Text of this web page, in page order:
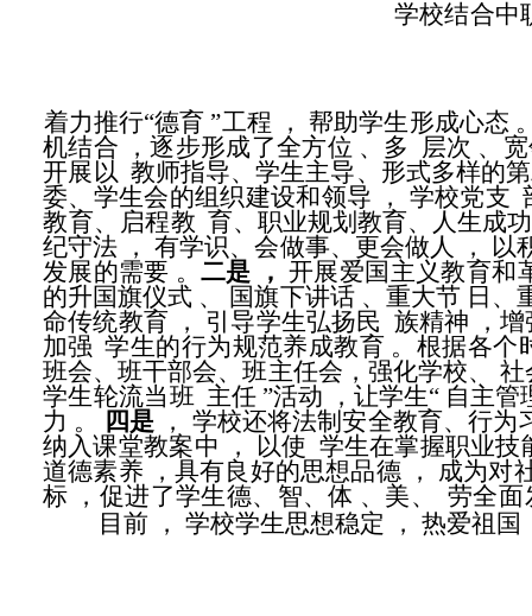
学校结合中
着力推行“德育 ”工程 ， 帮助学生形成心态
机结合
，逐步形成了全方位 、多 层次 、
开展以 教师指导、学生主导、形式多样的
委、学生会的组织建设和领导
， 学校党支
教育、启程教 育、职业规划教育、人生成
纪守法
， 有学识、会做事、更会做人 ，
以
发展的需要 。 二是 ， 开展爱国主义教育和
的升国旗仪式 、 国旗下讲话 、重大节 日、
命传统教育
， 引导学生弘扬民 族精神
，
加强 学生的行为规范养成教育 。根据各个
班会、班干部会、班主任会，强化学校、
社
学生轮流当班 主任 ”活动
，让学生“ 自主管
力 。 四是 ，
学校还将法制安全教育、行为
纳入课堂教案中
， 以使 学生在掌握职业技
道德素养
，具有良好的思想品德 ，
成为对
标
，促进了学生德、智、体 、美、
劳全面
目前
， 学校学生思想稳定 ， 热爱祖国